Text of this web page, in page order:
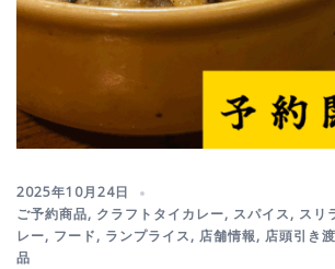
2025年10月24日
ご予約商品, クラフトタイカレー, スパイス, スリ
レー, フード, ランプライス, 店舗情報, 店頭引き
品